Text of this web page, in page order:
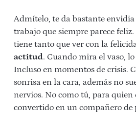
Admítelo, te da bastante envidia
trabajo que siempre parece
tiene tanto que ver con la
actitud. Cuando mira el vaso,
Incluso en momentos de crisis.
sonrisa en la cara, además no
nervios. No como tú, para quien
convertido en un compañero de